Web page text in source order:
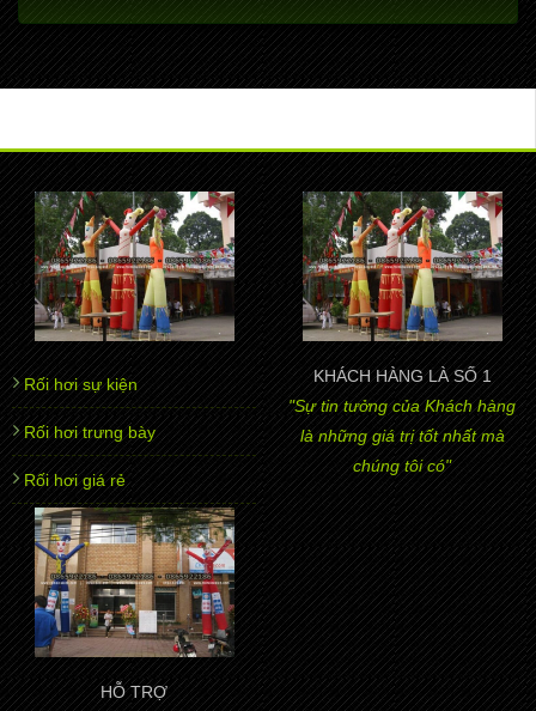
Rối hơi sự kiện
Rối hơi trưng bày
Rối hơi giá rẻ
KHÁCH HÀNG LÀ SỐ 1
"Sự tin tưởng của Khách hàng
là những giá trị tốt nhất mà
chúng tôi có"
HỖ TRỢ